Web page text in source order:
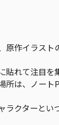
原作イラス
貼れて注目を
所は、ノート
ラクターとい